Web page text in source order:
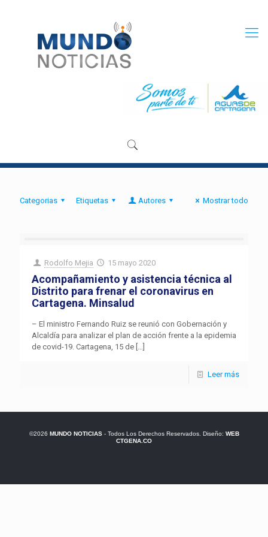
Categorias Etiquetas Autores Mostrar todo
Rodolfo Mejia 15 mayo 2020
Acompañamiento y asistencia técnica al
Distrito para frenar el coronavirus en
Cartagena. Minsalud
– El ministro Fernando Ruiz se reunió con Gobernación y
Alcaldía para analizar el plan de acción frente a la epidemia
de covid-19. Cartagena, 15 de […]
Leer más
©2026 MUNDO NOTICIAS- Todos Los Derechos Reservados. Diseño: WEB
CTGENA.CO